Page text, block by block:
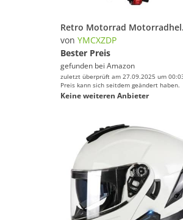
Retro Motorrad
von YMCXZDP
Bester Preis
gefunden bei Amazon
zuletzt überprüft am 27.09.2025 um
Preis kann sich seitdem geändert haben.
Keine weiteren Anbieter